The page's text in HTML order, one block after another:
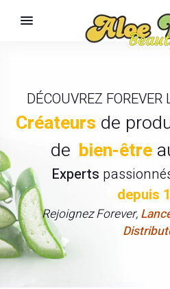
DÉCOUVREZ
Créateurs de
de bien-être
Experts
depuis
Rejoignez Forever,